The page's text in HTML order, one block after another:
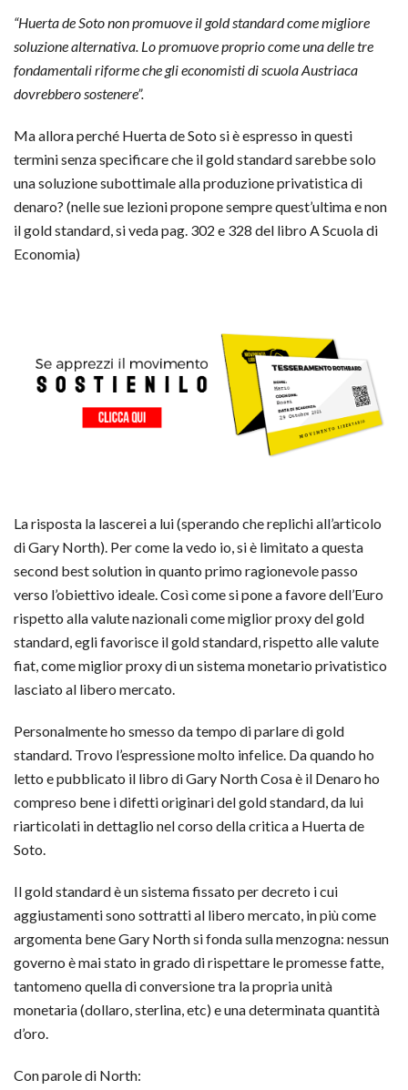
“Huerta de Soto non promuove il gold standard come migliore
soluzione alternativa. Lo promuove proprio come una delle tre
fondamentali riforme che gli economisti di scuola Austriaca
dovrebbero sostenere”.
Ma allora perché Huerta de Soto si è espresso in questi
termini senza specificare che il gold standard sarebbe solo
una soluzione subottimale alla produzione privatistica di
denaro? (nelle sue lezioni propone sempre quest’ultima e non
il gold standard, si veda pag. 302 e 328 del libro A Scuola di
Economia)
La risposta la lascerei a lui (sperando che replichi all’articolo
di Gary North). Per come la vedo io, si è limitato a questa
second best solution in quanto primo ragionevole passo
verso l’obiettivo ideale. Così come si pone a favore dell’Euro
rispetto alla valute nazionali come miglior proxy del gold
standard, egli favorisce il gold standard, rispetto alle valute
fiat, come miglior proxy di un sistema monetario privatistico
lasciato al libero mercato.
Personalmente ho smesso da tempo di parlare di gold
standard. Trovo l’espressione molto infelice. Da quando ho
letto e pubblicato il libro di Gary North Cosa è il Denaro ho
compreso bene i difetti originari del gold standard, da lui
riarticolati in dettaglio nel corso della critica a Huerta de
Soto.
Il gold standard è un sistema fissato per decreto i cui
aggiustamenti sono sottratti al libero mercato, in più come
argomenta bene Gary North si fonda sulla menzogna: nessun
governo è mai stato in grado di rispettare le promesse fatte,
tantomeno quella di conversione tra la propria unità
monetaria (dollaro, sterlina, etc) e una determinata quantità
d’oro.
Con parole di North: